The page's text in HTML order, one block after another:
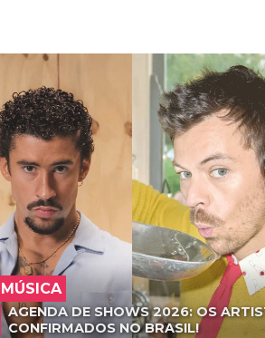
MÚSICA
AGENDA DE SHOWS 2026: OS
CONFIRMADOS NO BRASIL!